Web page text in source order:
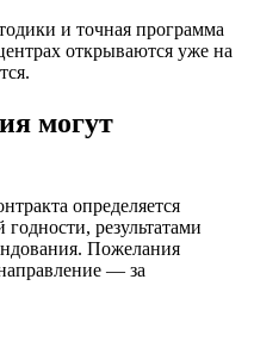
и точная программа
открываются уже на
могут
определяется
результатами
Пожелания
— за